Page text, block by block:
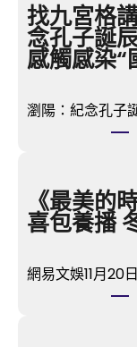
找九宮格
念孔子誕
感觸感染“
瀏陽：紀念孔子
《最美的
喜包養播
網易文娛11月20